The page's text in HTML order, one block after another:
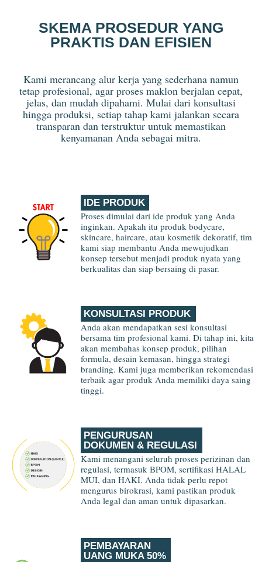
SKEMA PROSEDUR YANG
PRAKTIS DAN EFISIEN
Kami merancang alur kerja yang sederhana namun
tetap profesional, agar proses maklon berjalan cepat,
jelas, dan mudah dipahami. Mulai dari konsultasi
hingga produksi, setiap tahap kami jalankan secara
transparan dan terstruktur untuk memastikan
kenyamanan Anda sebagai mitra.
IDE PRODUK
Proses dimulai dari ide produk yang Anda
inginkan. Apakah itu produk bodycare,
skincare, haircare, atau kosmetik dekoratif, tim
kami siap membantu Anda mewujudkan
konsep tersebut menjadi produk nyata yang
berkualitas dan siap bersaing di pasar.
KONSULTASI PRODUK
Anda akan mendapatkan sesi konsultasi
bersama tim profesional kami. Di tahap ini, kita
akan membahas konsep produk, pilihan
formula, desain kemasan, hingga strategi
branding. Kami juga memberikan rekomendasi
terbaik agar produk Anda memiliki daya saing
tinggi.
PENGURUSAN
DOKUMEN & REGULASI
Kami menangani seluruh proses perizinan dan
regulasi, termasuk BPOM, sertifikasi HALAL
MUI, dan HAKI. Anda tidak perlu repot
mengurus birokrasi, kami pastikan produk
Anda legal dan aman untuk dipasarkan.
PEMBAYARAN
UANG MUKA 50%